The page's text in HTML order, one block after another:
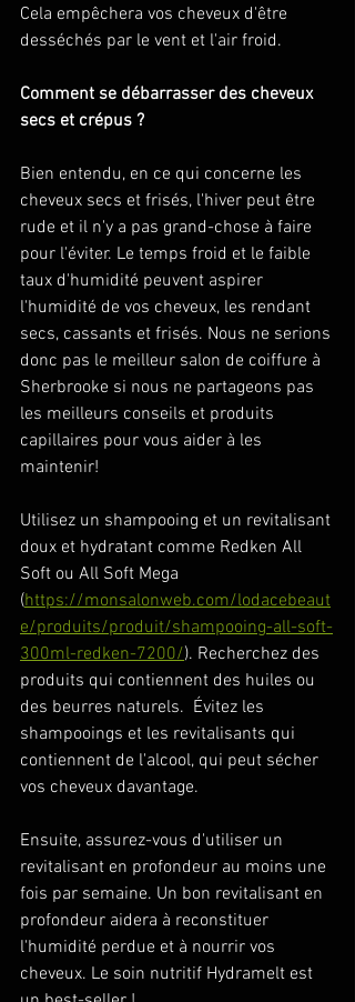
Cela empêchera vos cheveux d'être
desséchés par le vent et l'air froid.
Comment se débarrasser des cheveux
secs et crépus ?
Bien entendu, en ce qui concerne les
cheveux secs et frisés, l'hiver peut être
rude et il n'y a pas grand-chose à faire
pour l'éviter. Le temps froid et le faible
taux d'humidité peuvent aspirer
l'humidité de vos cheveux, les rendant
secs, cassants et frisés. Nous ne serions
donc pas le meilleur salon de coiffure à
Sherbrooke si nous ne partageons pas
les meilleurs conseils et produits
capillaires pour vous aider à les
maintenir!
Utilisez un shampooing et un revitalisant
doux et hydratant comme Redken All
Soft ou All Soft Mega
(https://monsalonweb.com/lodacebeaut
e/produits/produit/shampooing-all-soft-
300ml-redken-7200/). Recherchez des
produits qui contiennent des huiles ou
des beurres naturels.  Évitez les
shampooings et les revitalisants qui
contiennent de l'alcool, qui peut sécher
vos cheveux davantage.
Ensuite, assurez-vous d'utiliser un
revitalisant en profondeur au moins une
fois par semaine. Un bon revitalisant en
profondeur aidera à reconstituer
l'humidité perdue et à nourrir vos
cheveux. Le soin nutritif Hydramelt est